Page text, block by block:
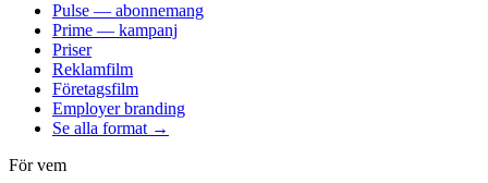
Pulse — abonnemang
Prime — kampanj
Priser
Reklamfilm
Företagsfilm
Employer branding
Se alla format →
För vem